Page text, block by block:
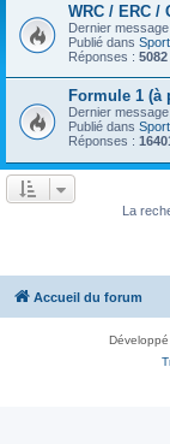
WRC / ERC /
Dernier
Publié dans
Réponses : 5082
Formule 1 (à
Dernier
Publié dans
Réponses :
La
Accueil du forum